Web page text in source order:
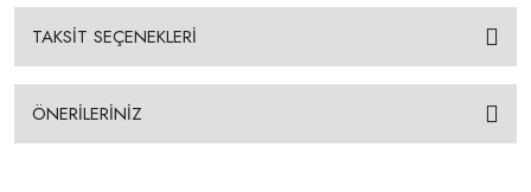
TAKSİT SEÇENEKLERİ
ÖNERİLERİNİZ